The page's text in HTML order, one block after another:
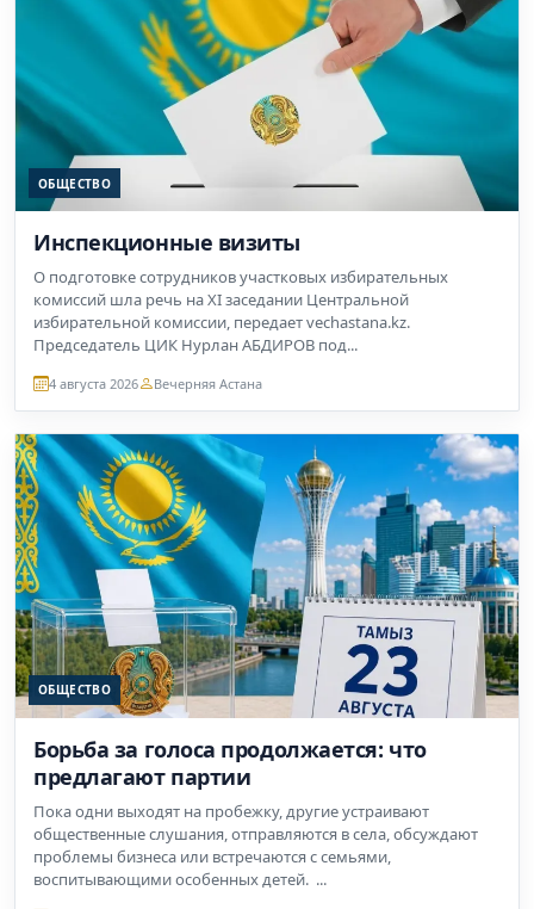
ОБЩЕСТВО
Инспекционные визиты
О подготовке сотрудников участковых избирательных
комиссий шла речь на XI заседании Центральной
избирательной комиссии, передает vechastana.kz.
Председатель ЦИК Нурлан АБДИРОВ под...
4 августа 2026 Вечерняя Астана
ОБЩЕСТВО
Борьба за голоса продолжается: что
предлагают партии
Пока одни выходят на пробежку, другие устраивают
общественные слушания, отправляются в села, обсуждают
проблемы бизнеса или встречаются с семьями,
воспитывающими особенных детей. ...